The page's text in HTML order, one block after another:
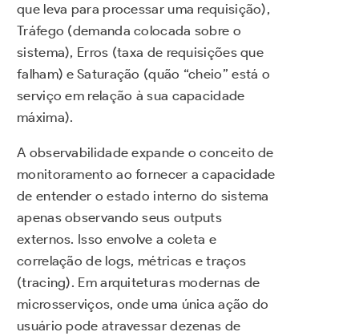
que leva para processar uma requisição),
Tráfego (demanda colocada sobre o
sistema), Erros (taxa de requisições que
falham) e Saturação (quão “cheio” está o
serviço em relação à sua capacidade
máxima).
A observabilidade expande o conceito de
monitoramento ao fornecer a capacidade
de entender o estado interno do sistema
apenas observando seus outputs
externos. Isso envolve a coleta e
correlação de logs, métricas e traços
(tracing). Em arquiteturas modernas de
microsserviços, onde uma única ação do
usuário pode atravessar dezenas de